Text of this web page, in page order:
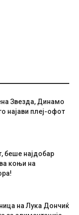
Звезда, Динамо
најави плеј-офот
беше најдобар
коњи на
на Лука Дончиќ